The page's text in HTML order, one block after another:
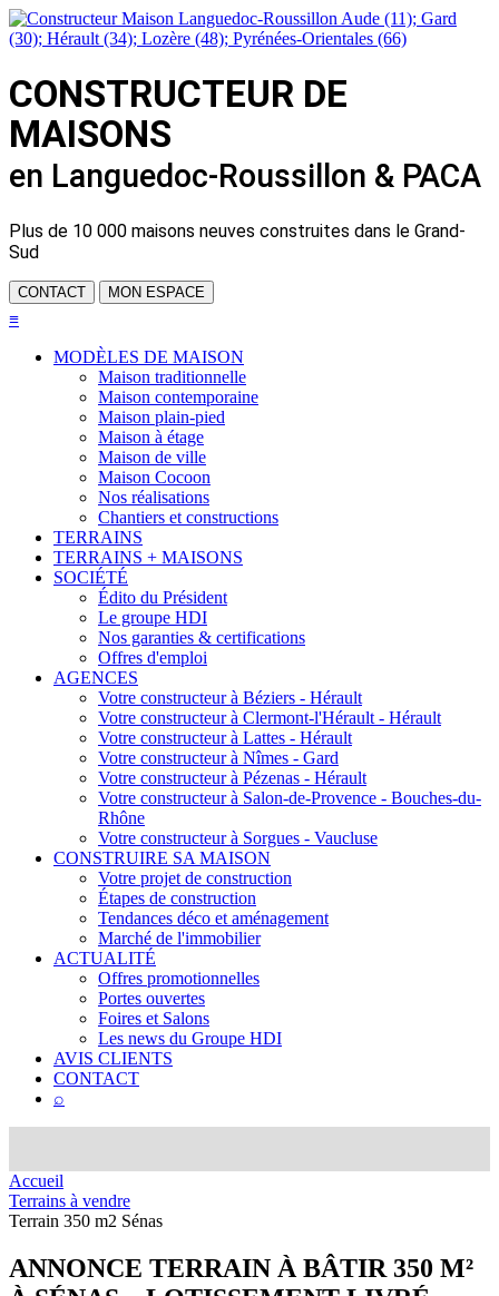
CONSTRUCTEUR DE
MAISONS
en Languedoc-Roussillon & PACA
Plus de 10 000 maisons neuves construites dans le Grand-
Sud
CONTACT MON ESPACE
≡
MODÈLES DE MAISON
Maison traditionnelle
Maison contemporaine
Maison plain-pied
Maison à étage
Maison de ville
Maison Cocoon
Nos réalisations
Chantiers et constructions
TERRAINS
TERRAINS + MAISONS
SOCIÉTÉ
Édito du Président
Le groupe HDI
Nos garanties & certifications
Offres d'emploi
AGENCES
Votre constructeur à Béziers - Hérault
Votre constructeur à Clermont-l'Hérault - Hérault
Votre constructeur à Lattes - Hérault
Votre constructeur à Nîmes - Gard
Votre constructeur à Pézenas - Hérault
Votre constructeur à Salon-de-Provence - Bouches-du-
Rhône
Votre constructeur à Sorgues - Vaucluse
CONSTRUIRE SA MAISON
Votre projet de construction
Étapes de construction
Tendances déco et aménagement
Marché de l'immobilier
ACTUALITÉ
Offres promotionnelles
Portes ouvertes
Foires et Salons
Les news du Groupe HDI
AVIS CLIENTS
CONTACT
⌕
Accueil
Terrains à vendre
Terrain 350 m2 Sénas
ANNONCE TERRAIN À BÂTIR 350 M²